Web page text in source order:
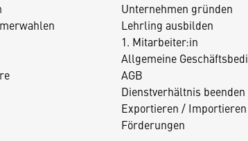
Unternehmen gründen
Lehrling ausbilden
1. Mitarbeiter:in
Allgemeine
AGB
Dienstverhältnis beenden
Exportieren / Importieren
Förderungen